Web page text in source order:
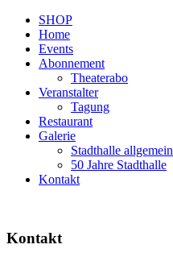
SHOP
Home
Events
Abonnement
Theaterabo
Veranstalter
Tagung
Restaurant
Galerie
Stadthalle allgemein
50 Jahre Stadthalle
Kontakt
Kontakt